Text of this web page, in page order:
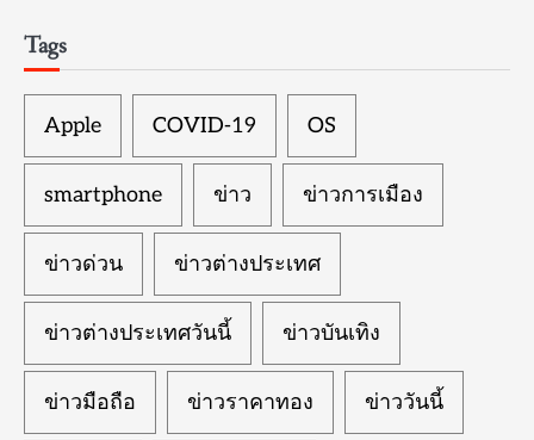
Tags
Apple COVID-19 OS
smartphone ข่าว ข่าวการเมือง
ข่าวด่วน ข่าวต่างประเทศ
ข่าวต่างประเทศวันนี้ ข่าวบันเทิง
ข่าวมือถือ ข่าวราคาทอง ข่าววันนี้